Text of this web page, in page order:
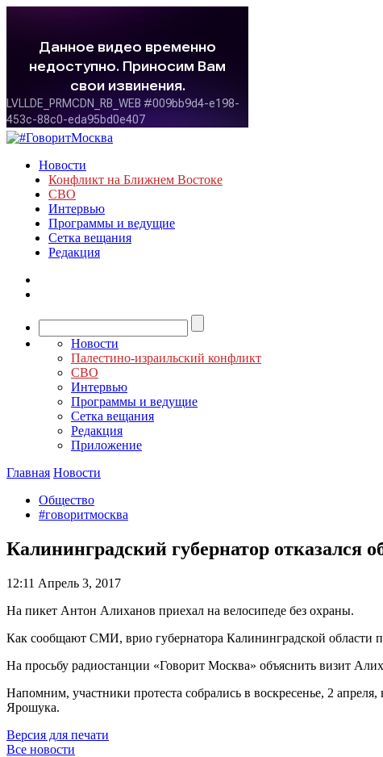
Новости
Конфликт на Ближнем Востоке
СВО
Интервью
Программы и ведущие
Сетка вещания
Редакция
Новости
Палестино-израильский конфликт
СВО
Интервью
Программы и ведущие
Сетка вещания
Редакция
Приложение
Главная Новости
Общество
#говоритмосква
Калининградский губернатор отказался
12:11 Апрель 3, 2017
На пикет Антон Алиханов приехал на велосипеде без охраны.
Как сообщают СМИ, врио губернатора Калининградской области
На просьбу радиостанции «Говорит Москва» объяснить визит
Напомним, участники протеста собрались в воскресенье, 2
Ярошука.
Версия для печати
Все новости